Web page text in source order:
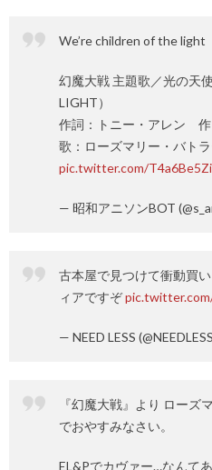
We’re children of the light
幻魔大戦 主題歌／光の天
LIGHT）
作詞：トニー・アレン 作
歌：ローズマリー・バト
pic.twitter.com/
— 昭和アニソンBOT
古本屋で見つけて衝動買
ィアですぞ
— NEED LESS
『幻魔大戦』より ローズ
でおやすみなさい。
EL&Pでカヴァー…なんて